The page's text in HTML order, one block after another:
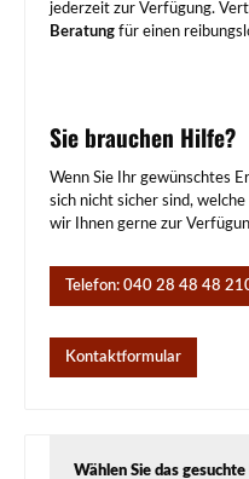
jederzeit zur Verfügung.
Beratung für einen
Sie brauchen Hilfe?
Wenn Sie Ihr gewünschtes
sich nicht sicher sind,
wir Ihnen gerne zur
Telefon: 040 28 48 48
Kontaktformular
Wählen Sie das